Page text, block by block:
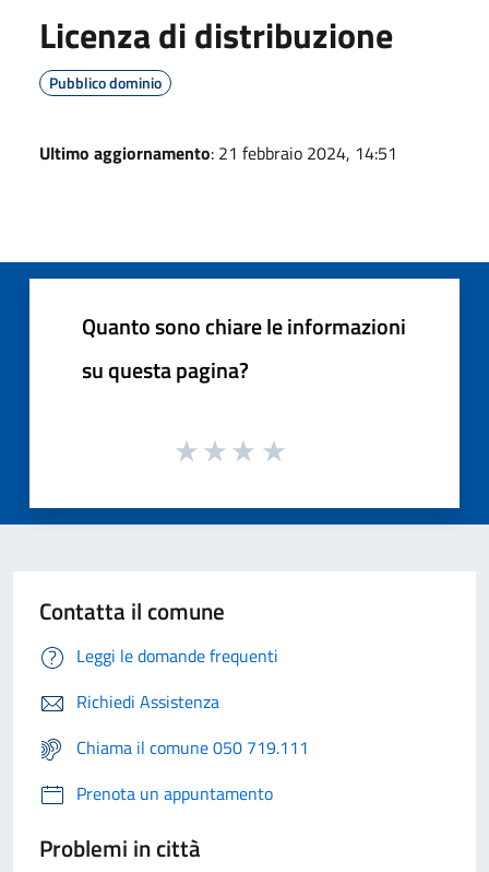
Licenza di distribuzione
Pubblico dominio
Ultimo aggiornamento: 21 febbraio 2024, 14:51
Quanto sono chiare le informazioni
su questa pagina?
Contatta il comune
Leggi le domande frequenti
Richiedi Assistenza
Chiama il comune 050 719.111
Prenota un appuntamento
Problemi in città